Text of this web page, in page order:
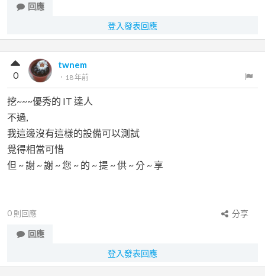
回應
登入發表回應
twnem
． 18 年前
0
挖~~~優秀的 IT 達人
不過,
我這邊沒有這樣的設備可以測試
覺得相當可惜
但 ~ 謝 ~ 謝 ~ 您 ~ 的 ~ 提 ~ 供 ~ 分 ~ 享
0 則回應
分享
回應
登入發表回應